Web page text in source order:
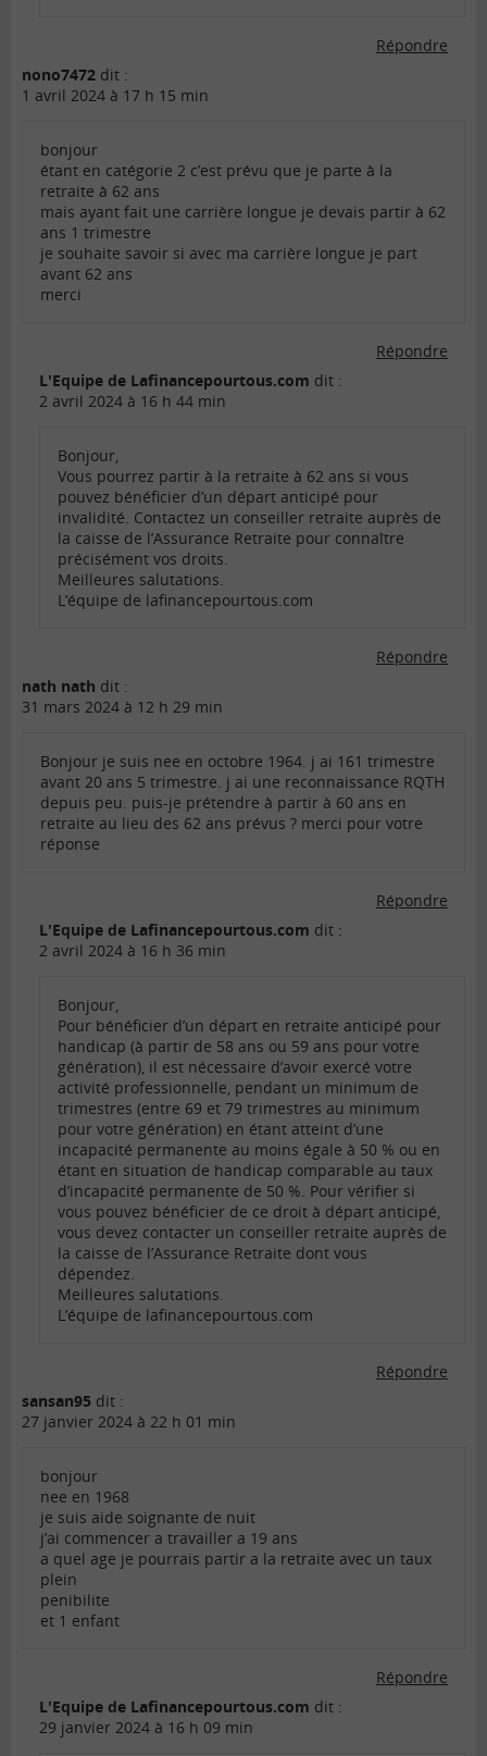
Répondre
nono7472 dit :
1 avril 2024 à 17 h 15 min
bonjour
étant en catégorie 2 c’est prévu que je parte à la
retraite à 62 ans
mais ayant fait une carrière longue je devais partir à 62
ans 1 trimestre
je souhaite savoir si avec ma carrière longue je part
avant 62 ans
merci
Répondre
L'Equipe de Lafinancepourtous.com dit :
2 avril 2024 à 16 h 44 min
Bonjour,
Vous pourrez partir à la retraite à 62 ans si vous
pouvez bénéficier d’un départ anticipé pour
invalidité. Contactez un conseiller retraite auprès de
la caisse de l’Assurance Retraite pour connaître
précisément vos droits.
Meilleures salutations.
L’équipe de lafinancepourtous.com
Répondre
nath nath dit :
31 mars 2024 à 12 h 29 min
Bonjour je suis nee en octobre 1964. j ai 161 trimestre
avant 20 ans 5 trimestre. j ai une reconnaissance RQTH
depuis peu. puis-je prétendre à partir à 60 ans en
retraite au lieu des 62 ans prévus ? merci pour votre
réponse
Répondre
L'Equipe de Lafinancepourtous.com dit :
2 avril 2024 à 16 h 36 min
Bonjour,
Pour bénéficier d’un départ en retraite anticipé pour
handicap (à partir de 58 ans ou 59 ans pour votre
génération), il est nécessaire d’avoir exercé votre
activité professionnelle, pendant un minimum de
trimestres (entre 69 et 79 trimestres au minimum
pour votre génération) en étant atteint d’une
incapacité permanente au moins égale à 50 % ou en
étant en situation de handicap comparable au taux
d’incapacité permanente de 50 %. Pour vérifier si
vous pouvez bénéficier de ce droit à départ anticipé,
vous devez contacter un conseiller retraite auprès de
la caisse de l’Assurance Retraite dont vous
dépendez.
Meilleures salutations.
L’équipe de lafinancepourtous.com
Répondre
sansan95 dit :
27 janvier 2024 à 22 h 01 min
bonjour
nee en 1968
je suis aide soignante de nuit
j’ai commencer a travailler a 19 ans
a quel age je pourrais partir a la retraite avec un taux
plein
penibilite
et 1 enfant
Répondre
L'Equipe de Lafinancepourtous.com dit :
29 janvier 2024 à 16 h 09 min